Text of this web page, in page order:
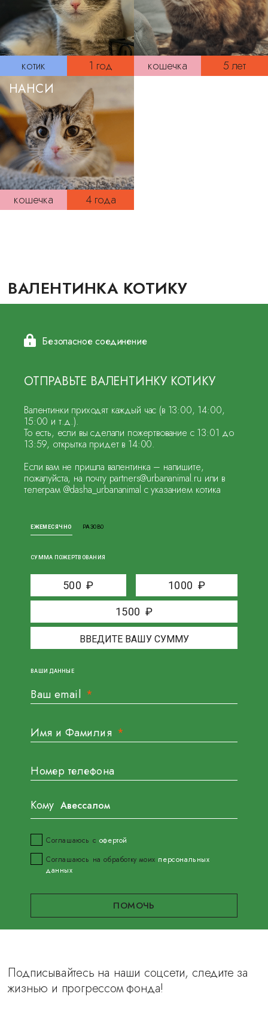
котик 1 год кошечка 5 лет
кошечка 4 года
НАНСИ
ВАЛЕНТИНКА КОТИКУ
Безопасное соединение
ОТПРАВЬТЕ ВАЛЕНТИНКУ КОТИКУ
Валентинки приходят каждый час (в 13:00, 14:00,
15:00 и т.д.).
То есть, если вы сделали пожертвование с 13:01 до
13:59, открытка придет в 14:00.
Если вам не пришла валентинка – напишите,
пожалуйста, на почту partners@urbananimal.ru или в
телеграм @dasha_urbananimal с указанием котика
ЕЖЕМЕСЯЧНО РАЗОВО
СУММА ПОЖЕРТВОВАНИЯ
500 ₽ 1000 ₽
1500 ₽
ВАШИ ДАННЫЕ
Ваш email
Имя и Фамилия
Номер телефона
Кому
Соглашаюсь с офертой
Соглашаюсь на обработку моих персональных
данных
Подписывайтесь на наши соцсети, следите за
жизнью и прогрессом фонда!